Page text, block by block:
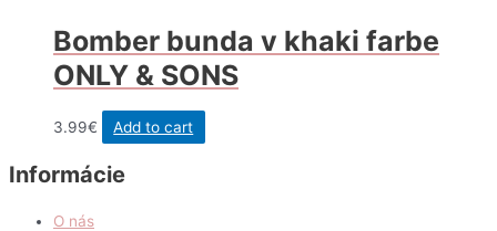
Bomber bunda v khaki farbe
ONLY & SONS
3.99€ Add to cart
Informácie
O nás